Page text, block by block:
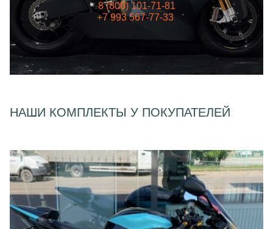
8 (800) 101-71-81
+7 993 567-77-33
НАШИ КОМПЛЕКТЫ У ПОКУПАТЕЛЕЙ